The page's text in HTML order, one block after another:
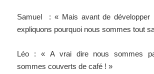
Samuel : « Mais avant de développer
expliquons pourquoi nous sommes tout
Léo : « A vrai dire nous sommes
sommes couverts de café ! »